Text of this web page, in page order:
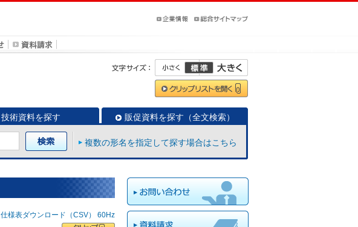
技術資料を探す 販促資料を探す（全文検索）
複数の形名を指定して探す場合はこちら
仕様表ダウンロード（CSV） 60Hz